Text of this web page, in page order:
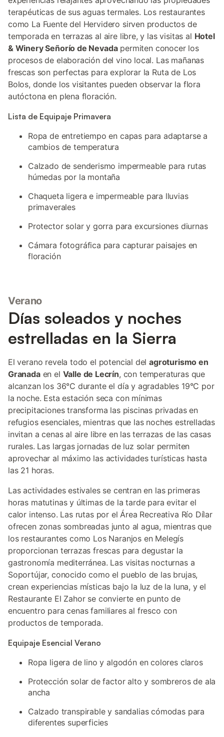
terapéuticas de sus aguas termales. Los restaurantes
como La Fuente del Hervidero sirven productos de
temporada en terrazas al aire libre, y las visitas al Hotel
& Winery Señorío de Nevadapermiten conocer los
procesos de elaboración del vino local. Las mañanas
frescas son perfectas para explorar la Ruta de Los
Bolos, donde los visitantes pueden observar la flora
autóctona en plena floración.
Lista de Equipaje Primavera
Ropa de entretiempo en capas para adaptarse a
cambios de temperatura
Calzado de senderismo impermeable para rutas
húmedas por la montaña
Chaqueta ligera e impermeable para lluvias
primaverales
Protector solar y gorra para excursiones diurnas
Cámara fotográfica para capturar paisajes en
floración
Verano
Días soleados y noches
estrelladas en la Sierra
El verano revela todo el potencial delagroturismo en
Granadaen el Valle de Lecrín, con temperaturas que
alcanzan los 36°C durante el día y agradables 19°C por
la noche. Esta estación seca con mínimas
precipitaciones transforma las piscinas privadas en
refugios esenciales, mientras que las noches estrelladas
invitan a cenas al aire libre en las terrazas de las casas
rurales. Las largas jornadas de luz solar permiten
aprovechar al máximo las actividades turísticas hasta
las 21 horas.
Las actividades estivales se centran en las primeras
horas matutinas y últimas de la tarde para evitar el
calor intenso. Las rutas por el Área Recreativa Río Dílar
ofrecen zonas sombreadas junto al agua, mientras que
los restaurantes como Los Naranjos en Melegís
proporcionan terrazas frescas para degustar la
gastronomía mediterránea. Las visitas nocturnas a
Soportújar, conocido como el pueblo de las brujas,
crean experiencias místicas bajo la luz de la luna, y el
Restaurante El Zahor se convierte en punto de
encuentro para cenas familiares al fresco con
productos de temporada.
Equipaje Esencial Verano
Ropa ligera de lino y algodón en colores claros
Protección solar de factor alto y sombreros de ala
ancha
Calzado transpirable y sandalias cómodas para
diferentes superficies